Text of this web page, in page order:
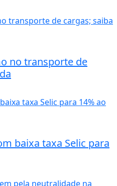
no transporte de
baixa taxa Selic para